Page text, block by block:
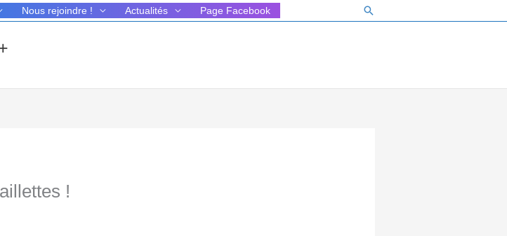
Nous rejoindre ! Actualités Page Facebook Rechercher
!